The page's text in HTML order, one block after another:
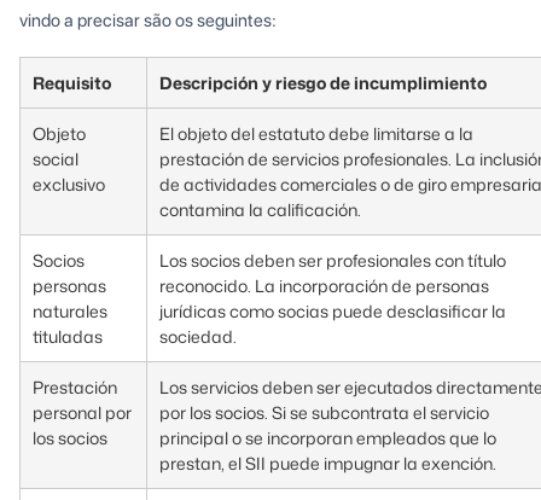
vindo a precisar são os seguintes:
Requisito Descripción y riesgo de incumplimiento
Objeto
social
exclusivo
El objeto del estatuto debe limitarse a la
prestación de servicios profesionales. La
de actividades comerciales o de giro
contamina la calificación.
Socios
personas
naturales
tituladas
Los socios deben ser profesionales con título
reconocido. La incorporación de personas
jurídicas como socias puede desclasificar la
sociedad.
Prestación
personal por
los socios
Los servicios deben ser ejecutados
por los socios. Si se subcontrata el servicio
principal o se incorporan empleados que lo
prestan, el SII puede impugnar la exención.